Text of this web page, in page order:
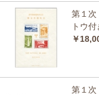
第１
トウ付
￥
第１